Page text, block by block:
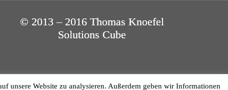
© 2013 – 2016 Thomas Knoefel
Solutions Cube
unsere Website zu analysieren. Außerdem geben wir Informationen